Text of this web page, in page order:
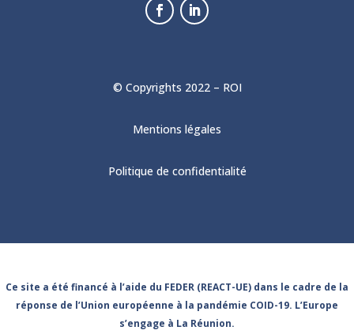
© Copyrights 2022 – ROI
Mentions légales
Politique de confidentialité
Ce site a été financé à l’aide du FEDER (REACT-UE) dans le cadre de la
réponse de l’Union européenne à la pandémie COID-19. L’Europe
s’engage à La Réunion.